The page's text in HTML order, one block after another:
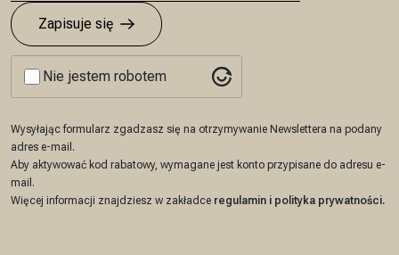
Zapisuje się
Nie jestem robotem
Wysyłając formularz zgadzasz się na otrzymywanie Newslettera na podany
adres e-mail.
Aby aktywować kod rabatowy, wymagane jest konto przypisane do adresu e-
mail.
Więcej informacji znajdziesz w zakładce regulamin i polityka prywatności.